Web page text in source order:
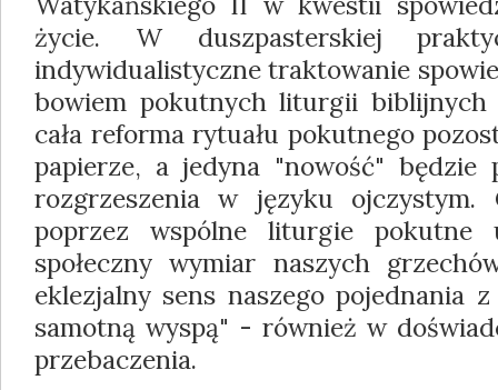
życie. W duszpasterskiej
indywidualistyczne traktowanie
bowiem pokutnych liturgii biblijnych
cała reforma rytuału pokutnego
papierze, a jedyna "nowość" będzie
rozgrzeszenia w języku
poprzez wspólne liturgie pokutne
społeczny wymiar naszych
eklezjalny sens naszego pojednania
samotną wyspą" - również w
przebaczenia.